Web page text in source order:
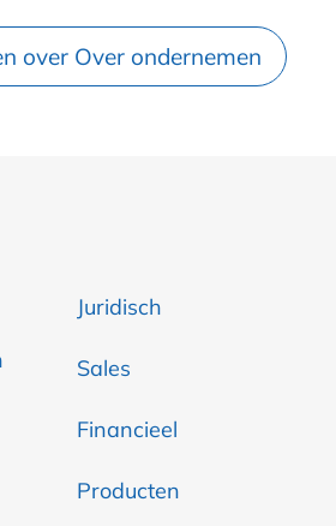
over Over ondernemen
Juridisch
Sales
Financieel
Producten